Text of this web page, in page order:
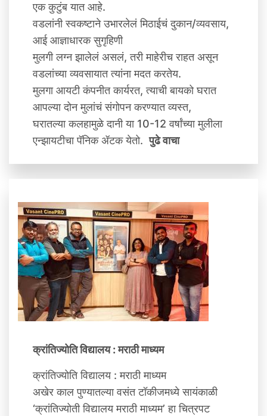
एक कुटुंब यात आहे.
वडलांनी स्वकष्टाने उभारलेलं मिठाईचं दुकान/व्‍यवसाय,
आई आज्ञाधारक सुगृहिणी
मुलगी लग्न झालेलं असलं, तरी माहेरीच राहत असून
वडलांच्या व्‍यवसायात त्यांना मदत करतेय.
मुलगा आयटी कंपनीत कार्यरत, त्याची बायको घरात
आपल्या दोन मुलांचं संगोपन करण्यात व्‍यस्त,
घरातल्या कलहामुळे दानी या 10-12 वर्षांच्या मुलीला
एन्झायटीचा पॅनिक ॲटक येतो.पुढे वाचा
क्रांतिज्योति विद्यालय : मराठी माध्यम
क्रांतिज्योति विद्यालय : मराठी माध्यम
अखेर काल पुण्यातल्या वसंत टॉकीजमध्ये सायंकाळी
‘क्रांतिज्योती विद्यालय मराठी माध्यम’ हा चित्रपट